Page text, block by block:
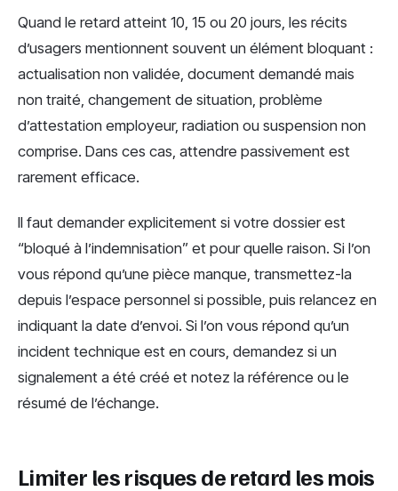
Quand le retard atteint 10, 15 ou 20 jours, les récits
d’usagers mentionnent souvent un élément bloquant :
actualisation non validée, document demandé mais
non traité, changement de situation, problème
d’attestation employeur, radiation ou suspension non
comprise. Dans ces cas, attendre passivement est
rarement efficace.
Il faut demander explicitement si votre dossier est
“bloqué à l’indemnisation” et pour quelle raison. Si l’on
vous répond qu’une pièce manque, transmettez-la
depuis l’espace personnel si possible, puis relancez en
indiquant la date d’envoi. Si l’on vous répond qu’un
incident technique est en cours, demandez si un
signalement a été créé et notez la référence ou le
résumé de l’échange.
Limiter les risques de retard les mois